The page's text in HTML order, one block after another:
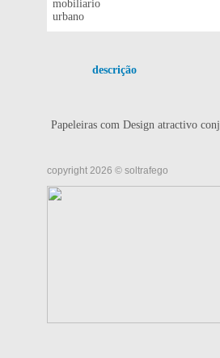
descrição
Papeleiras com Design atractivo
copyright 2026 © soltrafego